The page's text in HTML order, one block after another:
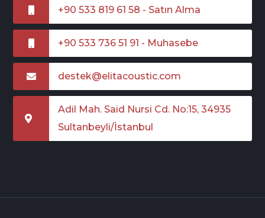
+90 533 819 61 58 - Satın Alma
+90 533 736 51 91 - Muhasebe
destek@elitacoustic.com
Adil Mah. Said Nursi Cd. No:15, 34935
Sultanbeyli/İstanbul